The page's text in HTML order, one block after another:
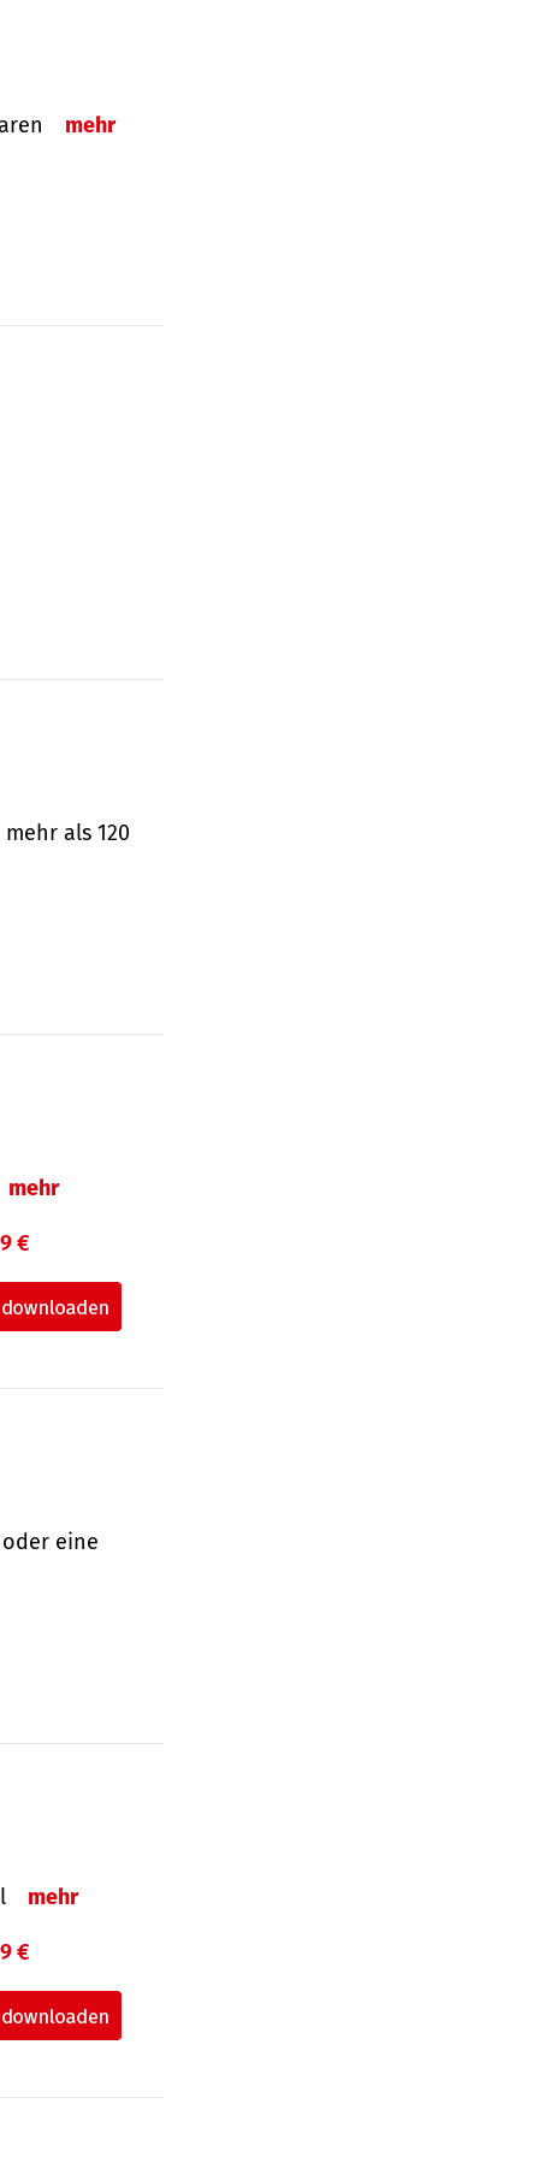
mehr
als 120
mehr
€
eine
mehr
€